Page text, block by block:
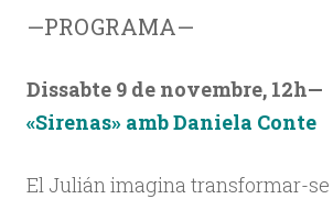
—PROGRAMA—
Dissabte 9 de novembre, 12h—
«Sirenas» amb Daniela Conte
El Julián imagina transformar-se